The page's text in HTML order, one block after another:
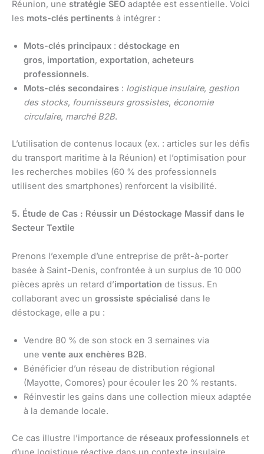
Réunion, une stratégie SEO adaptée est essentielle. Voici
les mots-clés pertinents à intégrer :
Mots-clés principaux : déstockage en
gros, importation, exportation, acheteurs
professionnels.
Mots-clés secondaires : logistique insulaire, gestion
des stocks, fournisseurs grossistes, économie
circulaire, marché B2B.
L’utilisation de contenus locaux (ex. : articles sur les défis
du transport maritime à la Réunion) et l’optimisation pour
les recherches mobiles (60 % des professionnels
utilisent des smartphones) renforcent la visibilité.
5. Étude de Cas : Réussir un Déstockage Massif dans le
Secteur Textile
Prenons l’exemple d’une entreprise de prêt-à-porter
basée à Saint-Denis, confrontée à un surplus de 10 000
pièces après un retard d’importation de tissus. En
collaborant avec un grossiste spécialisé dans le
déstockage, elle a pu :
Vendre 80 % de son stock en 3 semaines via
une vente aux enchères B2B.
Bénéficier d’un réseau de distribution régional
(Mayotte, Comores) pour écouler les 20 % restants.
Réinvestir les gains dans une collection mieux adaptée
à la demande locale.
Ce cas illustre l’importance de réseaux professionnels et